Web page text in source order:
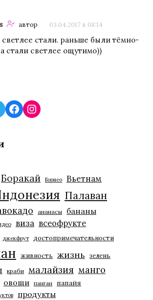
автор 03.04.2017 в 08:14
светлее стали. раньше были тёмно-
стали светлее ощутимо))
Facebook
Instagram
Боракай Борнео Вьетнам
Палаван
ананасы бананы
виза всеофрукте
джекфрут достопримечательности
живность жизнь зелень
краби малайзия манго
овощи панган папайя
продукты